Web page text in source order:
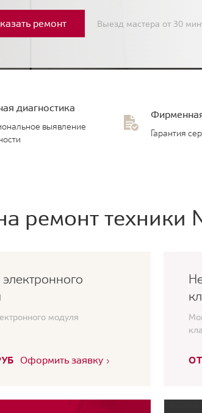
ремонт Выезд мастера от 30
диагностика
выявление
Гарантия
ремонт техники
модуля
Оформить заявку